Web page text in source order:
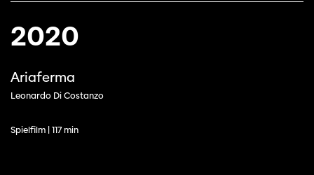
2020
Ariaferma
Leonardo Di Costanzo
Spielfilm | 117 min